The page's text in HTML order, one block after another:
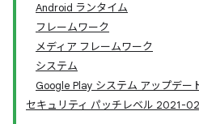
Android ランタイム
フレームワーク
メディア フレームワーク
システム
Google Play システム アップデー
セキュリティ パッチレベル 2021-